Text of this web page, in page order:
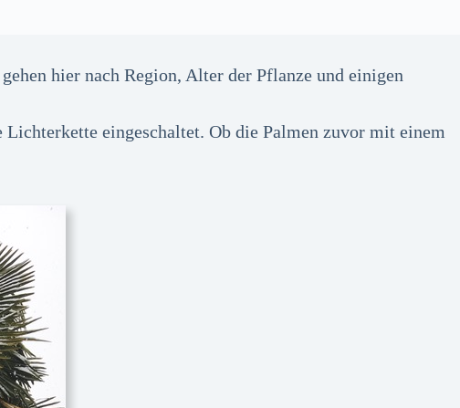
hier nach Region, Alter der Pflanze und einigen
Lichterkette eingeschaltet. Ob die Palmen zuvor mit einem